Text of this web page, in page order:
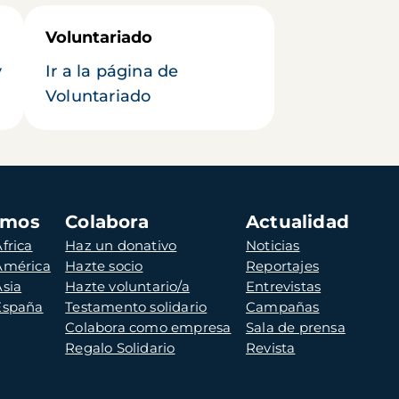
Voluntariado
Ir a la página de
Voluntariado
Colabora
Haz un donativo
Hazte socio
Hazte voluntario/a
Testamento solidario
Colabora como empresa
Regalo Solidario
Actualidad
Noticias
Reportajes
Entrevistas
Campañas
Sala de prensa
Revista